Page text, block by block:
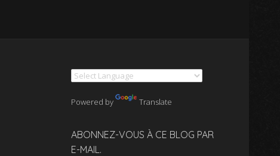
Powered by Translate
ABONNEZ-VOUS À CE BLOG PAR
E-MAIL.